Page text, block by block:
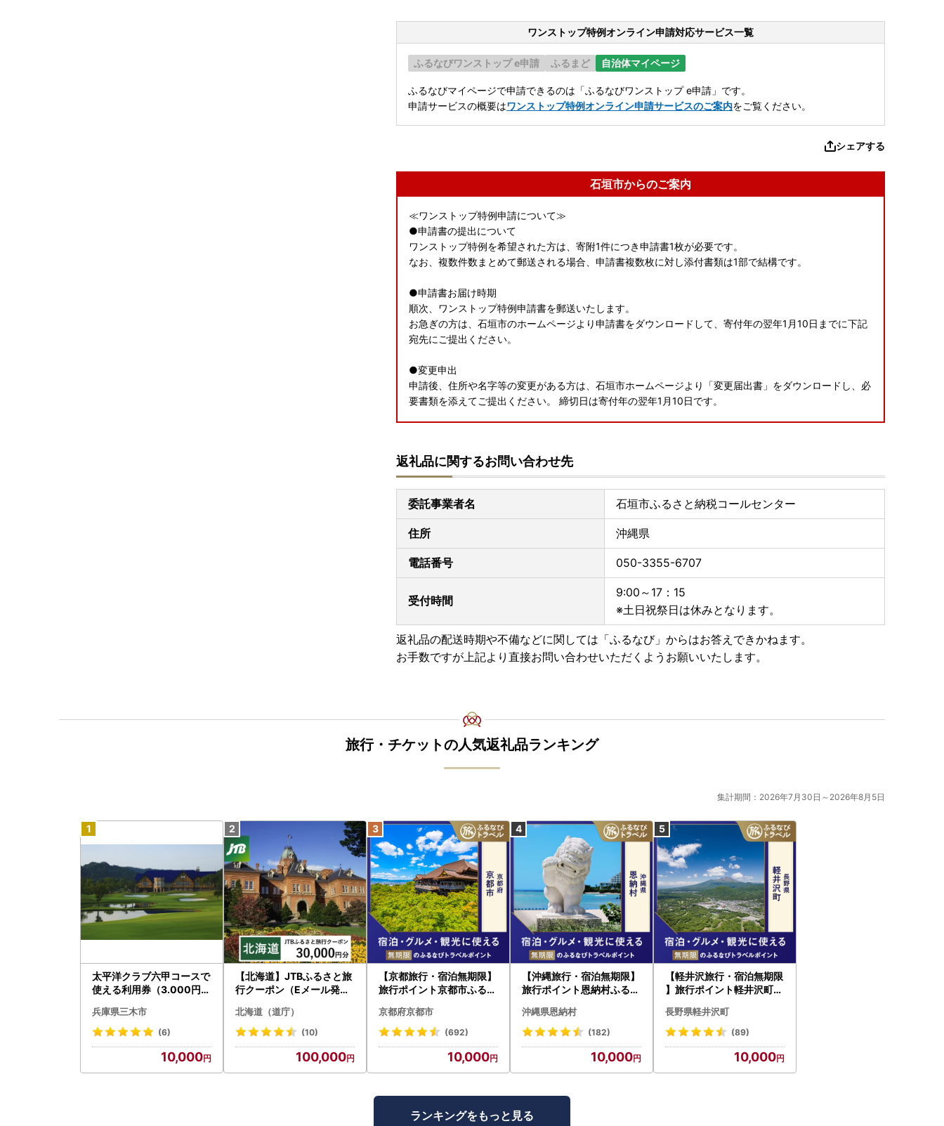
ワンストップ特例オンライン申請対応サービス一覧
ふるなびワンストップ e申請 ふるまど 自治体マイページ
ふるなびマイページで申請できるのは「ふるなびワンストップ e申請」です。
申請サービスの概要はワンストップ特例オンライン申請サービスのご案内をご覧ください。
シェアする
石垣市からのご案内
≪ワンストップ特例申請について≫
●申請書の提出について
ワンストップ特例を希望された方は、寄附1件につき申請書1枚が必要です。
なお、複数件数まとめて郵送される場合、申請書複数枚に対し添付書類は1部で結構です。
●申請書お届け時期
順次、ワンストップ特例申請書を郵送いたします。
お急ぎの方は、石垣市のホームページより申請書をダウンロードして、寄付年の翌年1月10日までに下記
宛先にご提出ください。
●変更申出
申請後、住所や名字等の変更がある方は、石垣市ホームページより「変更届出書」をダウンロードし、必
要書類を添えてご提出ください。 締切日は寄付年の翌年1月10日です。
石垣市役所ふるさと創生課 ふるさと応援係 宛
●返送期日
翌年1月10日となります。
≪ワンストップ特例申請についてのお問い合わせ先≫
E-mail：o.ishigaki@do-furusato.jp
※ワンストップ特例申請は、自治体マイページからでもオンライン申請が可能です。
自治体マイページURL→ https://mypg.jp/
≪お礼の品・その他に関してのお問い合わせ先≫
メールアドレス(石垣市ふるさと納税サポートセンター)→ o.ishigaki@do-furusato.jp
返礼品に関するお問い合わせ先
委託事業者名 石垣市ふるさと納税コールセンター
住所 沖縄県
電話番号 050-3355-6707
受付時間
9:00～17：15
※土日祝祭日は休みとなります。
返礼品の配送時期や不備などに関しては「ふるなび」からはお答えできかねます。
お手数ですが上記より直接お問い合わせいただくようお願いいたします。
旅行・チケットの人気返礼品ランキング
集計期間：2026年7月30日～2026年8月5日
太平洋クラブ六甲コースで
使える利用券（3.000円分
兵庫県三木市
(6)
10,000
【北海道】JTBふるさと旅
行クーポン（Eメール発行
ベル 宿泊 人気 おすすめ JT
BW030T
北海道（道庁）
(10)
100,000
【京都旅行・宿泊無期限】
旅行ポイント京都市ふるな
京都府京都市
(692)
10,000
【沖縄旅行・宿泊無期限】
旅行ポイント恩納村ふるな
沖縄県恩納村
(182)
10,000
【軽井沢旅行・宿泊無期限
】旅行ポイント軽井沢町ふ
長野県軽井沢町
(89)
10,000
ランキングをもっと見る